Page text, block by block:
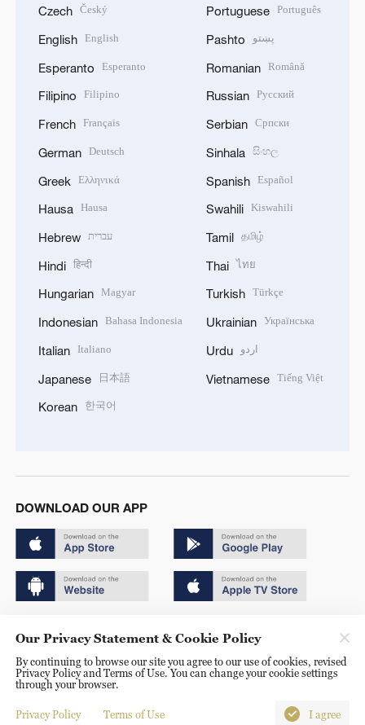
Czech Český
English English
Esperanto Esperanto
Filipino Filipino
French Français
German Deutsch
Greek Ελληνικά
Hausa Hausa
Hebrew עברית
Hindi हिन्दी
Hungarian Magyar
Indonesian Bahasa Indonesia
Italian Italiano
Japanese 日本語
Korean 한국어
Portuguese Português
Pashto پښتو
Romanian Română
Russian Русский
Serbian Српски
Sinhala සිංහල
Spanish Español
Swahili Kiswahili
Tamil தமிழ்
Thai ไทย
Turkish Türkçe
Ukrainian Українська
Urdu اردو
Vietnamese Tiếng Việt
DOWNLOAD OUR APP
京ICP备20000184号
京公网安备 11010502050052号
Disinformation report hotline: 010-85061466
Our Privacy Statement & Cookie Policy
By continuing to browse our site you agree to our use of cookies, revised
Privacy Policy and Terms of Use. You can change your cookie settings
through your browser.
Privacy Policy Terms of Use I agree